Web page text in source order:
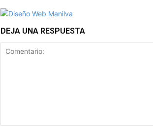
DEJA UNA RESPUESTA